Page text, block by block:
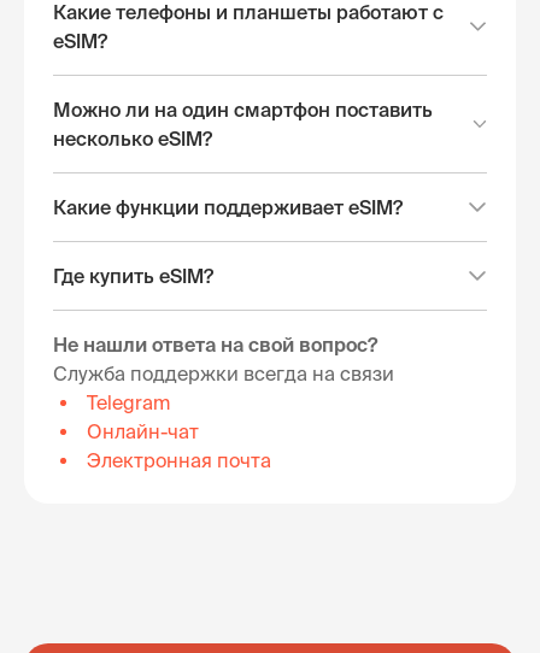
Какие телефоны и планшеты работают с
eSIM?
Можно ли на один смартфон поставить
несколько eSIM?
Какие функции поддерживает eSIM?
Где купить eSIM?
Не нашли ответа на свой вопрос?
Служба поддержки всегда на связи
Telegram
Онлайн-чат
Электронная почта